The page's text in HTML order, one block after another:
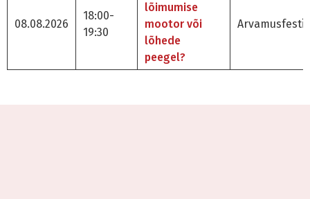
08.08.2026
18:00-
19:30
lõimumise
mootor või
lõhede
peegel?